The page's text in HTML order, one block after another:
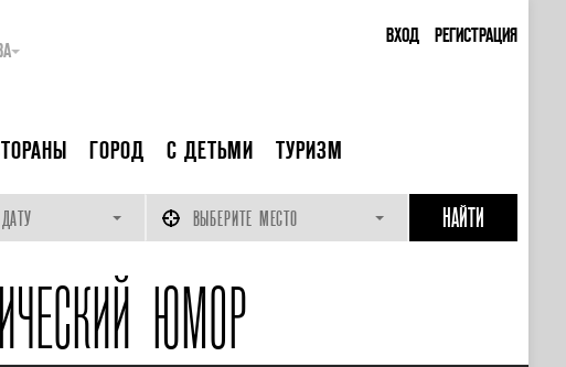
ВХОД РЕГИСТРАЦИЯ
ГОРОД С ДЕТЬМИ ТУРИЗМ
ВЫБЕРИТЕ МЕСТО
ЮМОР